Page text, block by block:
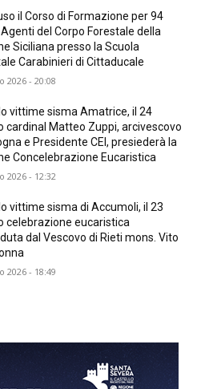
il Corso di Formazione per 94
del Corpo Forestale della
Siciliana presso la Scuola
Carabinieri di Cittaducale
2026 - 20:08
vittime sisma Amatrice, il 24
cardinal Matteo Zuppi, arcivescovo
e Presidente CEI, presiederà la
Concelebrazione Eucaristica
2026 - 12:32
vittime sisma di Accumoli, il 23
celebrazione eucaristica
dal Vescovo di Rieti mons. Vito
2026 - 18:49